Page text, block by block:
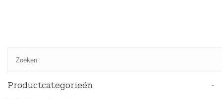
Productcategorieën -